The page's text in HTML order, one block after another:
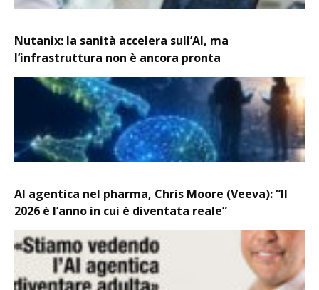
Nutanix: la sanità accelera sull’AI, ma
l’infrastruttura non è ancora pronta
AI agentica nel pharma, Chris Moore (Veeva): “Il
2026 è l’anno in cui è diventata reale”